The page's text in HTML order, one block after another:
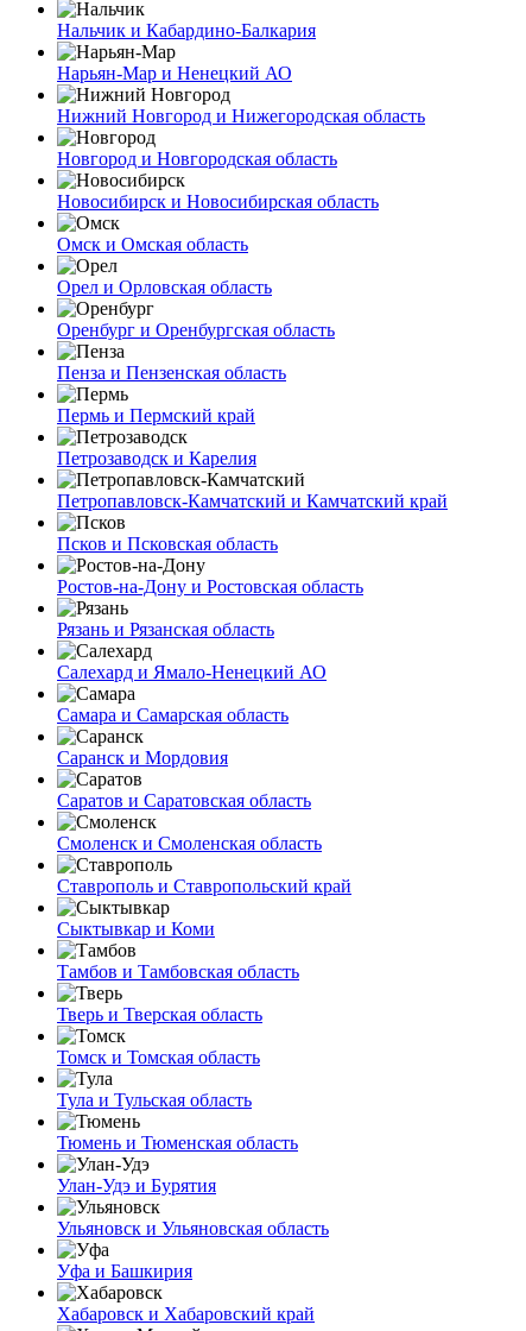
Нальчик и Кабардино-Балкария
Нарьян-Мар и Ненецкий АО
Нижний Новгород и Нижегородская область
Новгород и Новгородская область
Новосибирск и Новосибирская область
Омск и Омская область
Орел и Орловская область
Оренбург и Оренбургская область
Пенза и Пензенская область
Пермь и Пермский край
Петрозаводск и Карелия
Петропавловск-Камчатский и Камчатский край
Псков и Псковская область
Ростов-на-Дону и Ростовская область
Рязань и Рязанская область
Салехард и Ямало-Ненецкий АО
Самара и Самарская область
Саранск и Мордовия
Саратов и Саратовская область
Смоленск и Смоленская область
Ставрополь и Ставропольский край
Сыктывкар и Коми
Тамбов и Тамбовская область
Тверь и Тверская область
Томск и Томская область
Тула и Тульская область
Тюмень и Тюменская область
Улан-Удэ и Бурятия
Ульяновск и Ульяновская область
Уфа и Башкирия
Хабаровск и Хабаровский край